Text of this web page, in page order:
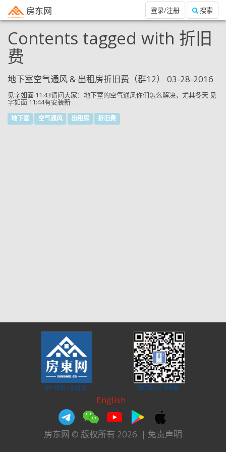
房东网 搜索
登录/注册
Contents tagged with 折旧
费
地下室空气通风 & 出租房折旧费（群12） 03-28-2016
见字如面 11:43请问大家：地下室的空气通风你们怎么解决，尤其冬天 见
字如面 11:44有安装新 …
地下室 空气通风 出租房 折旧费
English
房东网 © 版权所有 2026 | 免责声明